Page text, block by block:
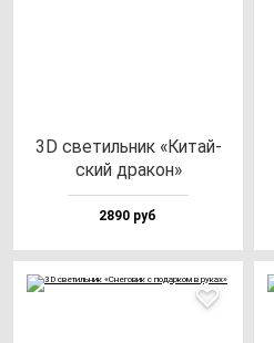
3D све­тиль­ник «Китай­
ский дра­кон»
2890 руб